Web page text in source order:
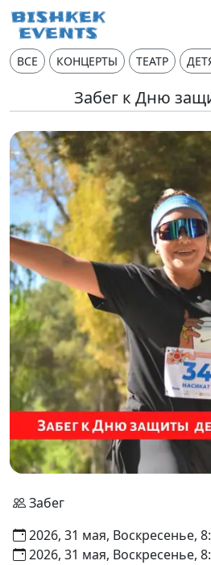
ВСЕ КОНЦЕРТЫ ТЕАТР
Забег к Дню
Забег
2026, 31 мая, Воскресенье,
2026, 31 мая, Воскресенье,